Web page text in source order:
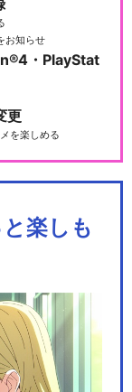
お知らせ
・PlayStat
更
を楽しめる
楽しも